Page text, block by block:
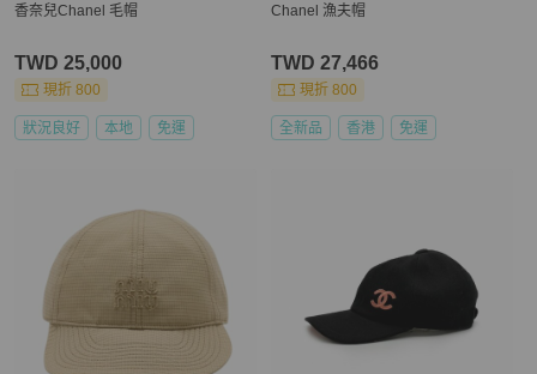
香奈兒Chanel 毛帽
TWD 25,000
現折 800
狀況良好 本地 免運
Chanel 漁夫帽
TWD 27,466
現折 800
全新品 香港 免運